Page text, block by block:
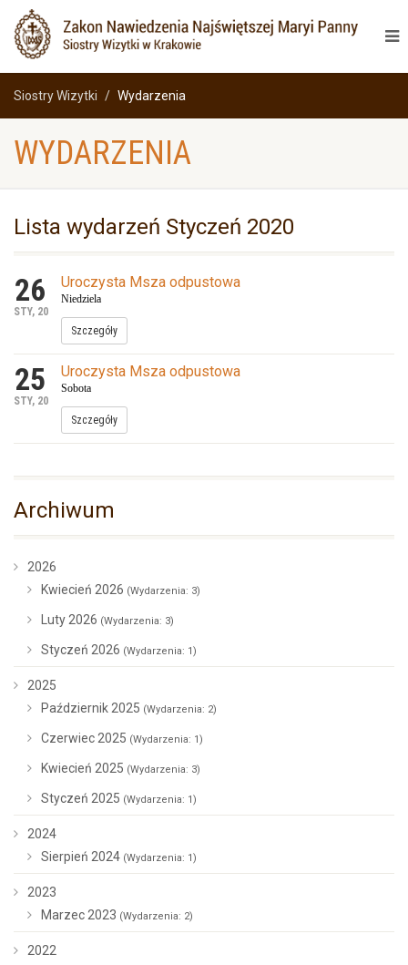
Siostry Wizytki Wydarzenia
WYDARZENIA
Lista wydarzeń Styczeń 2020
26
STY, 20
Uroczysta Msza odpustowa
Niedziela
Szczegóły
25
STY, 20
Uroczysta Msza odpustowa
Sobota
Szczegóły
Archiwum
2026
Kwiecień 2026 (Wydarzenia: 3)
Luty 2026 (Wydarzenia: 3)
Styczeń 2026 (Wydarzenia: 1)
2025
Październik 2025 (Wydarzenia: 2)
Czerwiec 2025 (Wydarzenia: 1)
Kwiecień 2025 (Wydarzenia: 3)
Styczeń 2025 (Wydarzenia: 1)
2024
Sierpień 2024 (Wydarzenia: 1)
2023
Marzec 2023 (Wydarzenia: 2)
2022